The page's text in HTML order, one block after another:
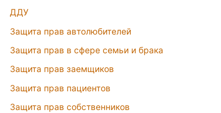
ДДУ
Защита прав автолюбителей
Защита прав в сфере семьи и брака
Защита прав заемщиков
Защита прав пациентов
Защита прав собственников